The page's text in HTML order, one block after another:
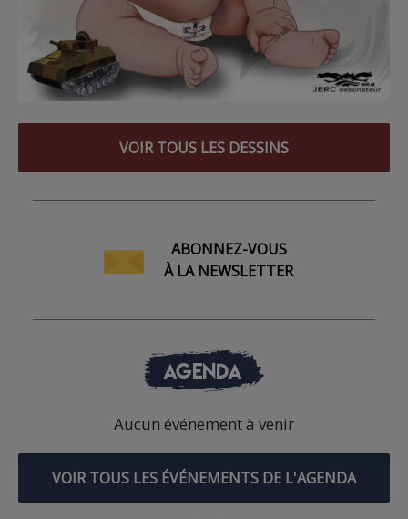
VOIR TOUS LES DESSINS
ABONNEZ-VOUS
À LA NEWSLETTER
AGENDA
Aucun événement à venir
VOIR TOUS LES ÉVÉNEMENTS DE L'AGENDA